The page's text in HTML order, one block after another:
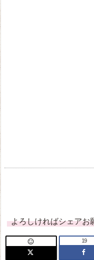
よろしければシェアお
 19